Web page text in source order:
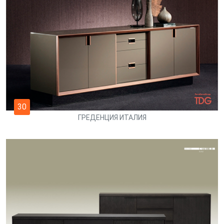
30
ГРЕДЕНЦИЯ ИТАЛИЯ